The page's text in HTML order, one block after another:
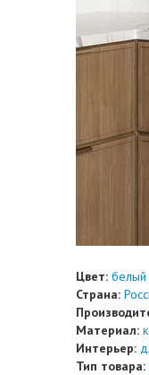
Цвет: белый
Страна:
Материал:
Интерьер:
Тип товара: